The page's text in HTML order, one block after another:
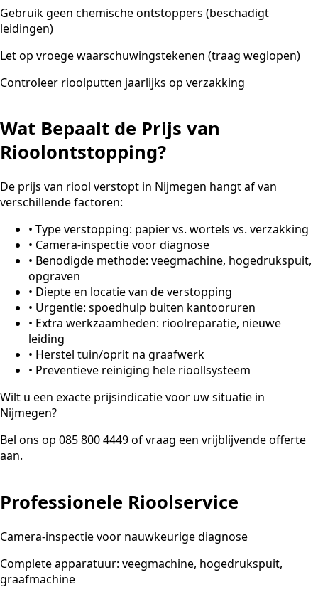
Gebruik geen chemische ontstoppers (beschadigt
leidingen)
Let op vroege waarschuwingstekenen (traag weglopen)
Controleer rioolputten jaarlijks op verzakking
Wat Bepaalt de Prijs van
Rioolontstopping?
De prijs van riool verstopt in Nijmegen hangt af van
verschillende factoren:
• Type verstopping: papier vs. wortels vs. verzakking
• Camera-inspectie voor diagnose
• Benodigde methode: veegmachine, hogedrukspuit,
opgraven
• Diepte en locatie van de verstopping
• Urgentie: spoedhulp buiten kantooruren
• Extra werkzaamheden: rioolreparatie, nieuwe
leiding
• Herstel tuin/oprit na graafwerk
• Preventieve reiniging hele rioollsysteem
Wilt u een exacte prijsindicatie voor uw situatie in
Nijmegen?
Bel ons op 085 800 4449 of vraag een vrijblijvende offerte
aan.
Professionele Rioolservice
Camera-inspectie voor nauwkeurige diagnose
Complete apparatuur: veegmachine, hogedrukspuit,
graafmachine